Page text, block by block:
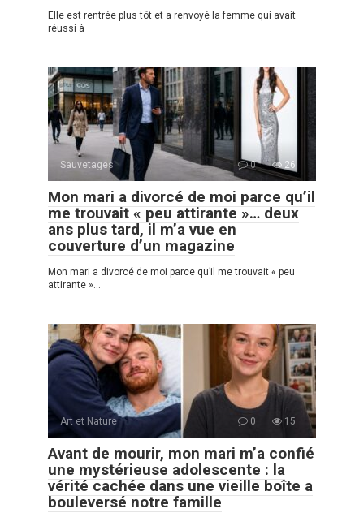
Elle est rentrée plus tôt et a renvoyé la femme qui avait
réussi à
Sauvetages 0 26
Mon mari a divorcé de moi parce qu’il
me trouvait « peu attirante »… deux
ans plus tard, il m’a vue en
couverture d’un magazine
Mon mari a divorcé de moi parce qu’il me trouvait « peu
attirante »…
Art et Nature 0 15
Avant de mourir, mon mari m’a confié
une mystérieuse adolescente : la
vérité cachée dans une vieille boîte a
bouleversé notre famille